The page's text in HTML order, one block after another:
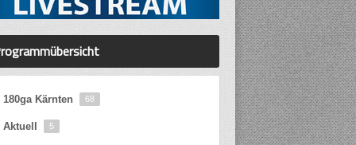
180ga Kärnten 68
Aktuell 5